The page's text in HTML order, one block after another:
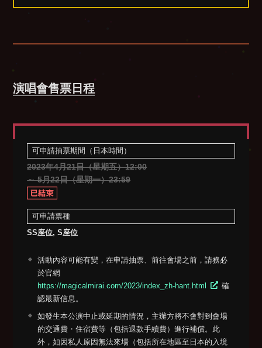
演唱會售票日程
可申請抽票期間（日本時間）
2023年4月21日（星期五）12:00
～ 5月22日（星期一）23:59
可申請票種
SS座位, S座位
活動內容可能有變，在申請抽票、前往會場之前，請務必
於官網
https://magicalmirai.com/2023/index_zh-hant.html
確
認最新信息。
如發生本公演中止或延期的情況，主辦方將不會對到會場
的交通費・住宿費等（包括退款手續費）進行補償。此
外，如因私人原因無法來場（包括所在地區至日本的入境